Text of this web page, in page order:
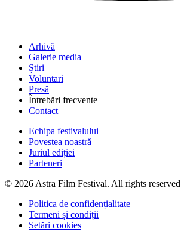
Arhivă
Galerie media
Știri
Voluntari
Presă
Întrebări frecvente
Contact
Echipa festivalului
Povestea noastră
Juriul ediției
Parteneri
© 2026 Astra Film Festival. All rights
Politica de confidențialitate
Termeni și condiții
Setări cookies